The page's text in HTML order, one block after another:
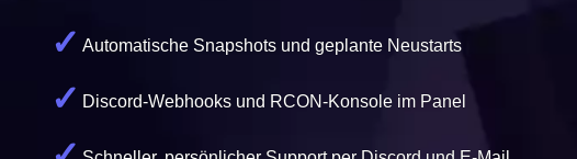
Automatische Snapshots und geplante Neustarts
Discord-Webhooks und RCON-Konsole im Panel